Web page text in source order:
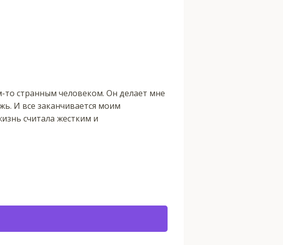
то странным человеком. Он делает мне
И все заканчивается моим
считала жестким и